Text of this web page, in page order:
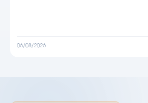
06/08/2026